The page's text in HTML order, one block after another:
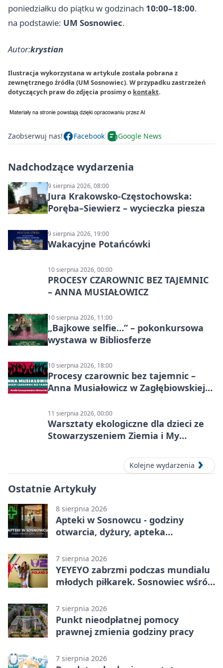
poniedziałku do piątku w godzinach 10:00–18:00.
na podstawie: UM Sosnowiec.
Autor:krystian
Ilustracja wykorzystana w artykule została pobrana z
zewnętrznego źródła (UM Sosnowiec). W przypadku zastrzeżeń
dotyczących praw do zdjęcia prosimy o kontakt.
Zaobserwuj nas! Facebook Google News
Nadchodzące wydarzenia
9 sierpnia 2026, 08:00
Jura Krakowsko-Częstochowska:
Poręba–Siewierz – wycieczka piesza
9 sierpnia 2026, 19:00
Wakacyjne Potańcówki
10 sierpnia 2026, 00:00
PROCESY CZAROWNIC BEZ TAJEMNIC
– ANNA MUSIAŁOWICZ
10 sierpnia 2026, 11:00
„Bajkowe selfie…” – pokonkursowa
wystawa w Bibliosferze
10 sierpnia 2026, 18:00
Procesy czarownic bez tajemnic –
Anna Musiałowicz w Zagłębiowskiej
11 sierpnia 2026, 00:00
Warsztaty ekologiczne dla dzieci ze
Stowarzyszeniem Ziemia i My
Kolejne wydarzenia
Ostatnie Artykuły
8 sierpnia 2026
Apteki w Sosnowcu - godziny
otwarcia, dyżury, apteka
7 sierpnia 2026
YEYEYO zabrzmi podczas mundialu
młodych piłkarek. Sosnowiec wśród
7 sierpnia 2026
Punkt nieodpłatnej pomocy
prawnej zmienia godziny pracy
7 sierpnia 2026